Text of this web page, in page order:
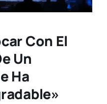
Con El
Un
Ha